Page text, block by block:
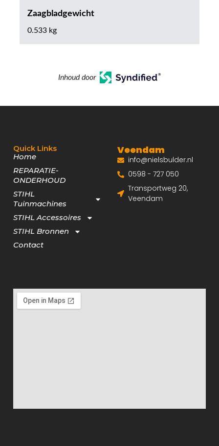
Zaagbladgewicht
0.533 kg
Inhoud door
Quick Links
Home
REPARATIE-
ONDERHOUD
STIHL
Tuinmachines
STIHL Accessoires
STIHL Bronnen
Contact
Veendam
info@nielsbulder.nl
0598 - 727 050
Transportweg 20,
Veendam